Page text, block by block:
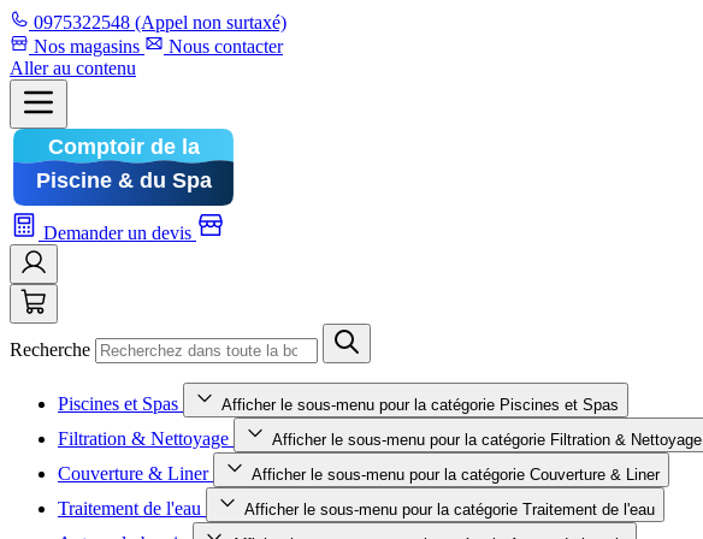
0975322548 (Appel non surtaxé)
Nos magasins
Nous contacter
Aller au contenu
Demander un devis
Recherche
Piscines et Spas Afficher le sous-menu pour la catégorie Piscines et Spas
Filtration & Nettoyage Afficher le sous-menu pour la catégorie Filtration & Nettoyage
Couverture & Liner Afficher le sous-menu pour la catégorie Couverture & Liner
Traitement de l'eau Afficher le sous-menu pour la catégorie Traitement de l'eau